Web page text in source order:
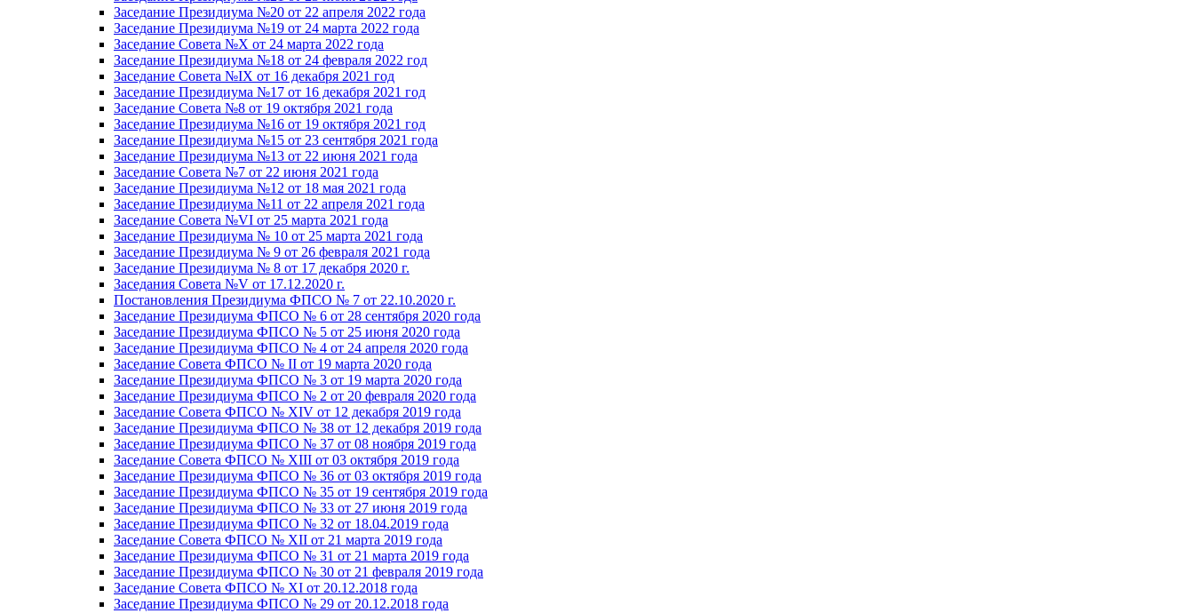
Заседание Президиума №20 от 22 апреля 2022 года
Заседание Президиума №19 от 24 марта 2022 года
Заседание Совета №X от 24 марта 2022 года
Заседание Президиума №18 от 24 февраля 2022 год
Заседание Совета №IX от 16 декабря 2021 год
Заседание Президиума №17 от 16 декабря 2021 год
Заседание Совета №8 от 19 октября 2021 года
Заседание Президиума №16 от 19 октября 2021 год
Заседание Президиума №15 от 23 сентября 2021 года
Заседание Президиума №13 от 22 июня 2021 года
Заседание Совета №7 от 22 июня 2021 года
Заседание Президиума №12 от 18 мая 2021 года
Заседание Президиума №11 от 22 апреля 2021 года
Заседание Совета №VI от 25 марта 2021 года
Заседание Президиума № 10 от 25 марта 2021 года
Заседание Президиума № 9 от 26 февраля 2021 года
Заседание Президиума № 8 от 17 декабря 2020 г.
Заседания Совета №V от 17.12.2020 г.
Постановления Президиума ФПСО № 7 от 22.10.2020 г.
Заседание Президиума ФПСО № 6 от 28 сентября 2020 года
Заседание Президиума ФПСО № 5 от 25 июня 2020 года
Заседание Президиума ФПСО № 4 от 24 апреля 2020 года
Заседание Совета ФПСО № II от 19 марта 2020 года
Заседание Президиума ФПСО № 3 от 19 марта 2020 года
Заседание Президиума ФПСО № 2 от 20 февраля 2020 года
Заседание Совета ФПСО № XIV от 12 декабря 2019 года
Заседание Президиума ФПСО № 38 от 12 декабря 2019 года
Заседание Президиума ФПСО № 37 от 08 ноября 2019 года
Заседание Совета ФПСО № XIII от 03 октября 2019 года
Заседание Президиума ФПСО № 36 от 03 октября 2019 года
Заседание Президиума ФПСО № 35 от 19 сентября 2019 года
Заседание Президиума ФПСО № 33 от 27 июня 2019 года
Заседание Президиума ФПСО № 32 от 18.04.2019 года
Заседание Совета ФПСО № XII от 21 марта 2019 года
Заседание Президиума ФПСО № 31 от 21 марта 2019 года
Заседание Президиума ФПСО № 30 от 21 февраля 2019 года
Заседание Совета ФПСО № XI от 20.12.2018 года
Заседание Президиума ФПСО № 29 от 20.12.2018 года